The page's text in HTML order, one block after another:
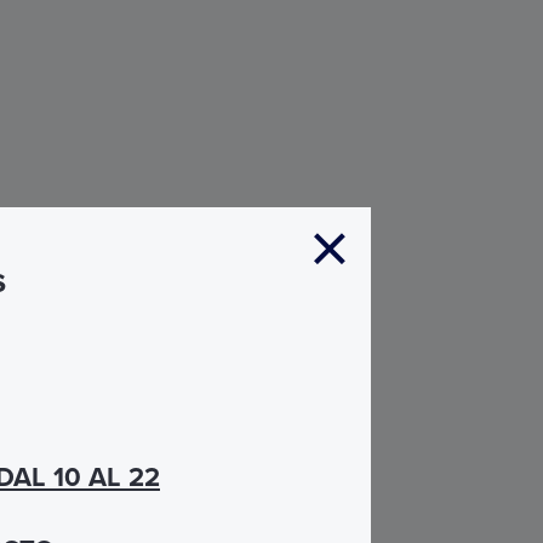
10 AL 22